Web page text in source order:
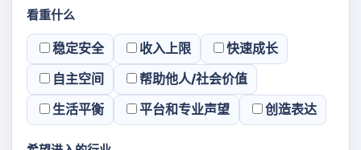
看重什么
稳定安全 收入上限
快速成长
自主空间
帮助他人/社会价值
生活平衡
平台和专业声望 创造表达